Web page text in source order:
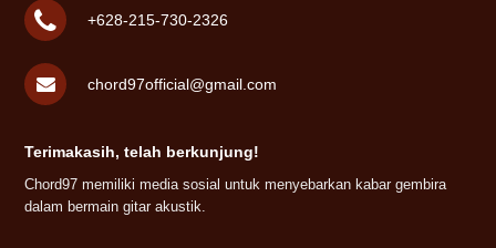
+628-215-730-2326
chord97official@gmail.com
Terimakasih, telah berkunjung!
Chord97 memiliki media sosial untuk menyebarkan kabar gembira
dalam bermain gitar akustik.